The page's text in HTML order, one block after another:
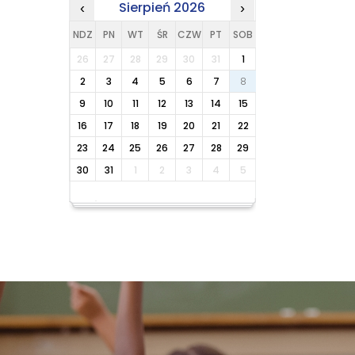
‹ Sierpień 2026 ›
NDZ PN WT ŚR CZW PT
SOB
26
27 28 29 30 31
1
2
3 4 5 6 7
8
9
10 11 12 13 14
15
16
17 18 19 20 21
22
23
24 25 26 27 28
29
30
31 1 2 3 4 5